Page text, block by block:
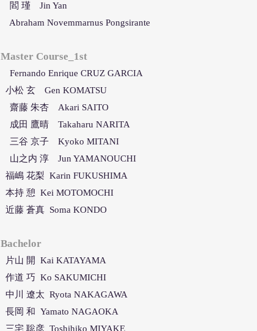
閻 瑾 Jin Yan
Abraham Novemmarnus Pongsirante
Master Course_1st
Fernando Enrique CRUZ GARCIA
小松 玄 Gen KOMATSU
齋藤 朱杏 Akari SAITO
成田 鷹晴 Takaharu NARITA
三谷 京子 Kyoko MITANI
山之内 淳 Jun YAMANOUCHI
福嶋 花梨 Karin FUKUSHIMA
本持 憩 Kei MOTOMOCHI
近藤 蒼真 Soma KONDO
Bachelor
片山 開 Kai KATAYAMA
作道 巧 Ko SAKUMICHI
中川 遼太 Ryota NAKAGAWA
⻑岡 和 Yamato NAGAOKA
三宅 聡彦 Toshihiko MIYAKE